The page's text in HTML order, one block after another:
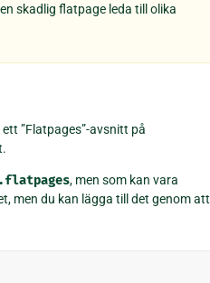
skadlig flatpage leda till olika
”Flatpages”-avsnitt på
, men som kan vara
men du kan lägga till det genom att